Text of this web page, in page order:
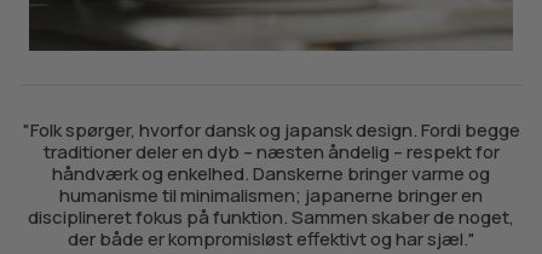
"Folk spørger, hvorfor dansk og japansk design. Fordi begge
traditioner deler en dyb – næsten åndelig – respekt for
håndværk og enkelhed. Danskerne bringer varme og
humanisme til minimalismen; japanerne bringer en
disciplineret fokus på funktion. Sammen skaber de noget,
der både er kompromisløst effektivt og har sjæl."